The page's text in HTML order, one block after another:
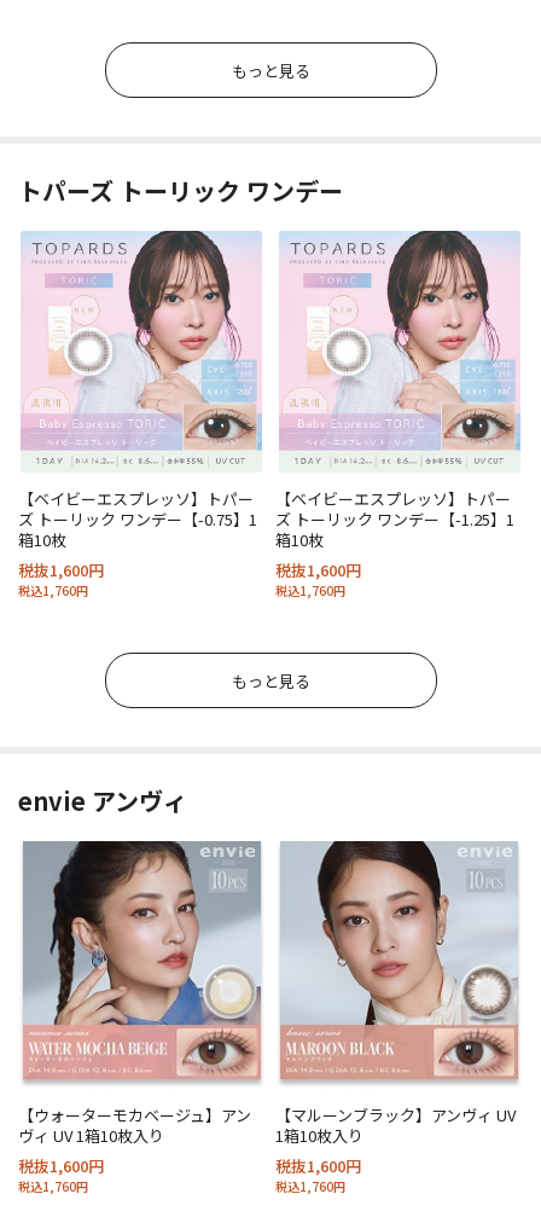
もっと見る
トパーズ トーリック ワンデー
【ベイビーエスプレッソ】トパー
ズ トーリック ワンデー【-0.75】1
箱10枚
税抜1,600円
税込1,760円
【ベイビーエスプレッソ】トパー
ズ トーリック ワンデー【-1.25】1
箱10枚
税抜1,600円
税込1,760円
もっと見る
envie アンヴィ
【ウォーターモカベージュ】アン
ヴィ UV 1箱10枚入り
税抜1,600円
税込1,760円
【マルーンブラック】アンヴィ UV
1箱10枚入り
税抜1,600円
税込1,760円